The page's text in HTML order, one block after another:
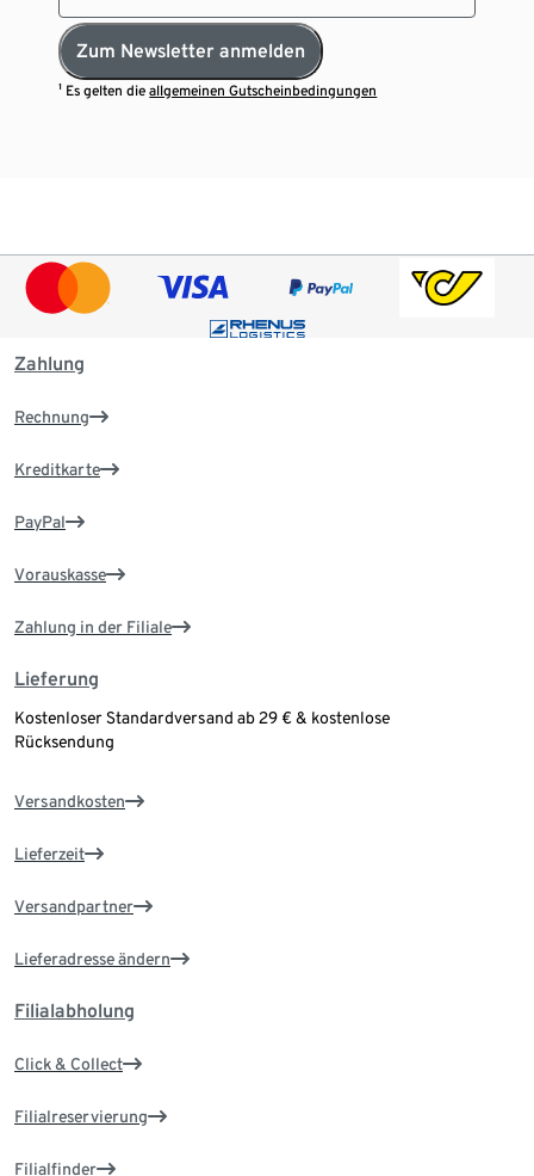
Zum Newsletter anmelden
¹ Es gelten dieallgemeinen Gutscheinbedingungen
Zahlung
Rechnung
Kreditkarte
PayPal
Vorauskasse
Zahlung in der Filiale
Lieferung
Kostenloser Standardversand ab 29 € & kostenlose
Rücksendung
Versandkosten
Lieferzeit
Versandpartner
Lieferadresse ändern
Filialabholung
Click & Collect
Filialreservierung
Filialfinder